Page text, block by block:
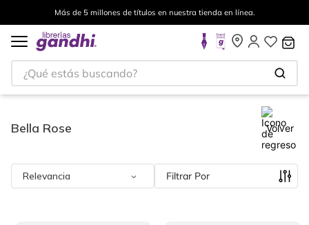
Más de 5 millones de títulos en nuestra tienda en línea.
¿Qué estás buscando?
Bella Rose Volver
Relevancia Filtrar